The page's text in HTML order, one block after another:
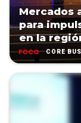
Mercados
para
en la
CORE